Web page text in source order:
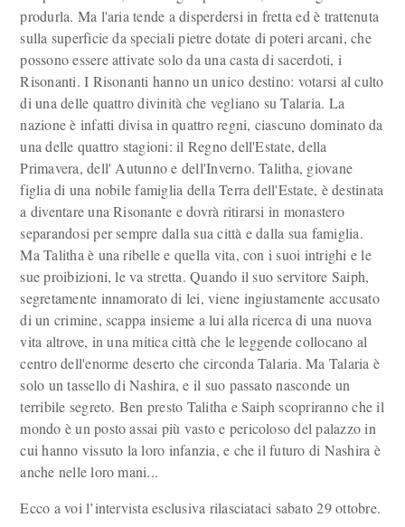
produrla. Ma l'aria tende a disperdersi in fretta ed è trattenuta
sulla superficie da speciali pietre dotate di poteri arcani, che
possono essere attivate solo da una casta di sacerdoti, i
Risonanti. I Risonanti hanno un unico destino: votarsi al culto
di una delle quattro divinità che vegliano su Talaria. La
nazione è infatti divisa in quattro regni, ciascuno dominato da
una delle quattro stagioni: il Regno dell'Estate, della
Primavera, dell' Autunno e dell'Inverno. Talitha, giovane
figlia di una nobile famiglia della Terra dell'Estate, è destinata
a diventare una Risonante e dovrà ritirarsi in monastero
separandosi per sempre dalla sua città e dalla sua famiglia.
Ma Talitha è una ribelle e quella vita, con i suoi intrighi e le
sue proibizioni, le va stretta. Quando il suo servitore Saiph,
segretamente innamorato di lei, viene ingiustamente accusato
di un crimine, scappa insieme a lui alla ricerca di una nuova
vita altrove, in una mitica città che le leggende collocano al
centro dell'enorme deserto che circonda Talaria. Ma Talaria è
solo un tassello di Nashira, e il suo passato nasconde un
terribile segreto. Ben presto Talitha e Saiph scopriranno che il
mondo è un posto assai più vasto e pericoloso del palazzo in
cui hanno vissuto la loro infanzia, e che il futuro di Nashira è
anche nelle loro mani...
Ecco a voi l’intervista esclusiva rilasciataci sabato 29 ottobre.